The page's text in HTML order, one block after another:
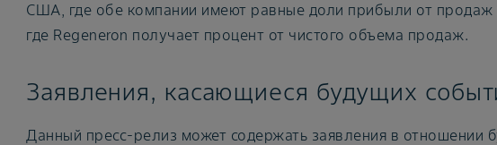
США, где обе компании имеют равные доли прибыли от продаж
где Regeneron получает процент от чистого объема продаж.
Заявления, касающиеся будущих
Данный пресс-релиз может содержать заявления в отношении